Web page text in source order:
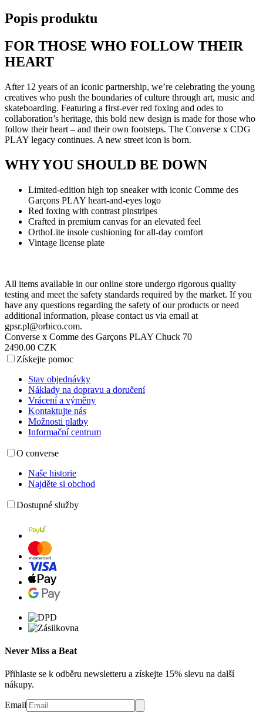
Popis produktu
FOR THOSE WHO FOLLOW THEIR
HEART
After 12 years of an iconic partnership, we’re celebrating the young
creatives who push the boundaries of culture through art, music and
skateboarding. Featuring a first-ever red foxing and odes to
collaboration’s heritage, this bold new design is made for those who
follow their heart – and their own footsteps. The Converse x CDG
PLAY legacy continues. A new street icon is born.
WHY YOU SHOULD BE DOWN
Limited-edition high top sneaker with iconic Comme des
Garçons PLAY heart-and-eyes logo
Red foxing with contrast pinstripes
Crafted in premium canvas for an elevated feel
OrthoLite insole cushioning for all-day comfort
Vintage license plate
All items available in our online store undergo rigorous quality
testing and meet the safety standards required by the market. If you
have any questions regarding the safety of our products or need
additional information, please contact us via email at
gpsr.pl@orbico.com.
Converse x Comme des Garçons PLAY Chuck 70
2490.00 CZK
Získejte pomoc
Stav objednávky
Náklady na dopravu a doručení
Vrácení a výměny
Kontaktujte nás
Možnosti platby
Informační centrum
O converse
Naše historie
Najděte si obchod
Dostupné služby
Never Miss a Beat
Přihlaste se k odběru newsletteru a získejte 15% slevu na další
nákupy.
Email